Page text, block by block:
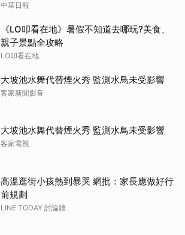
中華日報
《LO叩看在地》暑假不知道去哪玩?美食、
親子景點全攻略
LO叩看在地
大坡池水舞代替煙火秀 監測水鳥未受影響
客家新聞影音
大坡池水舞代替煙火秀 監測水鳥未受影響
客家電視
高溫逛街小孩熱到暴哭 網批：家長應做好行
前規劃
LINE TODAY 討論牆